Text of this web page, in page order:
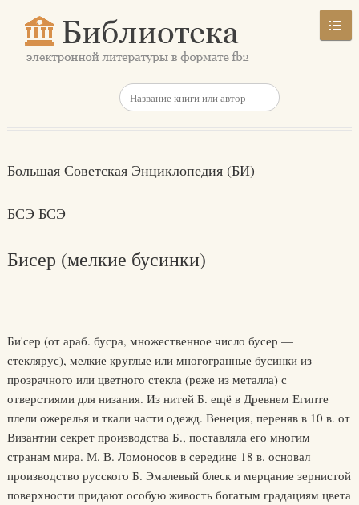
Большая Советская Энциклопедия (БИ)
БСЭ БСЭ
Бисер (мелкие бусинки)
Би'сер (от араб. бусра, множественное число бусер —
стеклярус), мелкие круглые или многогранные бусинки из
прозрачного или цветного стекла (реже из металла) с
отверстиями для низания. Из нитей Б. ещё в Древнем Египте
плели ожерелья и ткали части одежд. Венеция, переняв в 10 в. от
Византии секрет производства Б., поставляла его многим
странам мира. М. В. Ломоносов в середине 18 в. основал
производство русского Б. Эмалевый блеск и мерцание зернистой
поверхности придают особую живость богатым градациям цвета